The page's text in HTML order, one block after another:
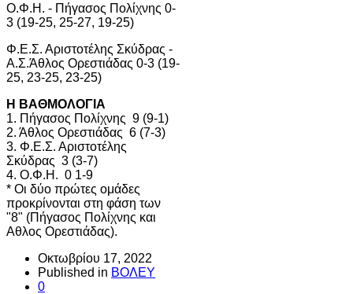
Ο.Φ.Η. - Πήγασος Πολίχνης 0-
3 (19-25, 25-27, 19-25)
Φ.Ε.Σ. Αριστοτέλης Σκύδρας -
Α.Σ.Άθλος Ορεστιάδας 0-3 (19-
25, 23-25, 23-25)
Η ΒΑΘΜΟΛΟΓΙΑ
1. Πήγασος Πολίχνης 9 (9-1)
2. Άθλος Ορεστιάδας 6 (7-3)
3. Φ.Ε.Σ. Αριστοτέλης
Σκύδρας 3 (3-7)
4. Ο.Φ.Η. 0 1-9
* Οι δύο πρώτες ομάδες
προκρίνονται στη φάση των
"8" (Πήγασος Πολίχνης και
Αθλος Ορεστιάδας).
Οκτωβρίου 17, 2022
Published in ΒΟΛΕΥ
0